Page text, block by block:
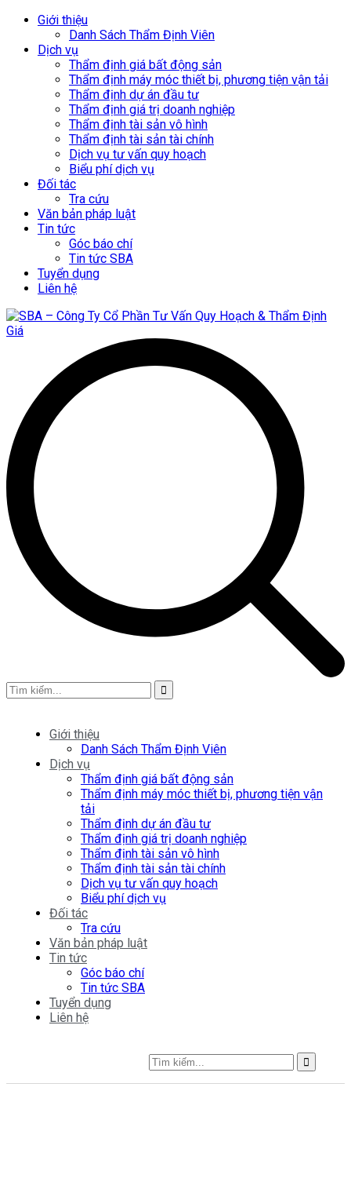
Giới thiệu
Danh Sách Thẩm Định Viên
Dịch vụ
Thẩm định giá bất động sản
Thẩm định máy móc thiết bị, phương tiện vận tải
Thẩm định dự án đầu tư
Thẩm định giá trị doanh nghiệp
Thẩm định tài sản vô hình
Thẩm định tài sản tài chính
Dịch vụ tư vấn quy hoạch
Biểu phí dịch vụ
Đối tác
Tra cứu
Văn bản pháp luật
Tin tức
Góc báo chí
Tin tức SBA
Tuyển dụng
Liên hệ
Giới thiệu
Danh Sách Thẩm Định Viên
Dịch vụ
Thẩm định giá bất động sản
Thẩm định máy móc thiết bị, phương tiện vận
tải
Thẩm định dự án đầu tư
Thẩm định giá trị doanh nghiệp
Thẩm định tài sản vô hình
Thẩm định tài sản tài chính
Dịch vụ tư vấn quy hoạch
Biểu phí dịch vụ
Đối tác
Tra cứu
Văn bản pháp luật
Tin tức
Góc báo chí
Tin tức SBA
Tuyển dụng
Liên hệ